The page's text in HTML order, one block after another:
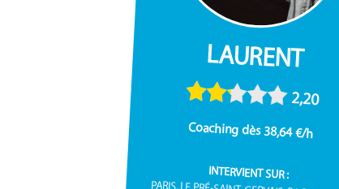
LAURENT
2,20
Coaching dès 38,64 €/h
INTERVIENT SUR :